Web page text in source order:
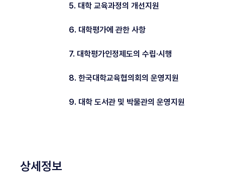
5. 대학 교육과정의 개선지원
6. 대학평가에 관한 사항
7. 대학평가인정제도의 수립·시행
8. 한국대학교육협의회의 운영지원
9. 대학 도서관 및 박물관의 운영지원
상세정보